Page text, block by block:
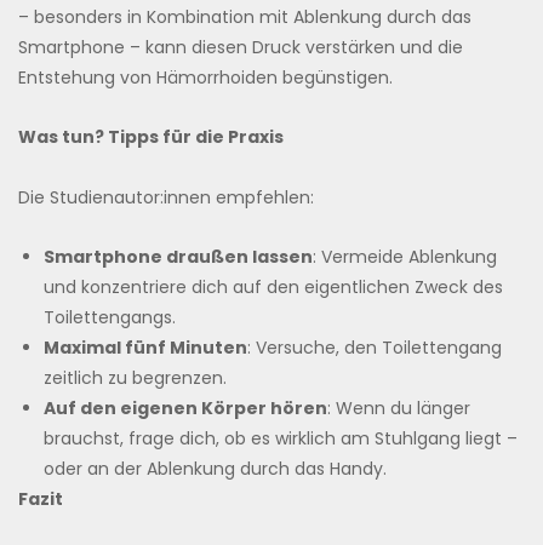
– besonders in Kombination mit Ablenkung durch das
Smartphone – kann diesen Druck verstärken und die
Entstehung von Hämorrhoiden begünstigen.
Was tun? Tipps für die Praxis
Die Studienautor:innen empfehlen:
Smartphone draußen lassen: Vermeide Ablenkung
und konzentriere dich auf den eigentlichen Zweck des
Toilettengangs.
Maximal fünf Minuten: Versuche, den Toilettengang
zeitlich zu begrenzen.
Auf den eigenen Körper hören: Wenn du länger
brauchst, frage dich, ob es wirklich am Stuhlgang liegt –
oder an der Ablenkung durch das Handy.
Fazit